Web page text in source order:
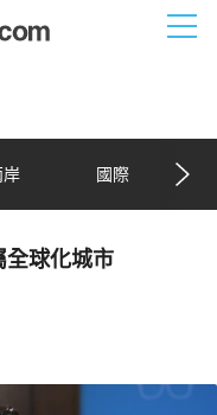
岸 國際
全球化城市